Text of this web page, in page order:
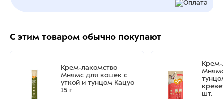
С этим товаром обычно покупают
Крем-лакомство
Мнямс для кошек с
уткой и тунцом Кацуо
15 г
Крем-
шт.